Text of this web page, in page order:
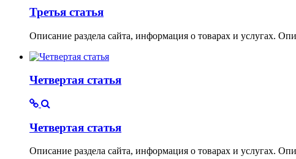
Третья статья
Описание раздела сайта, информация о товарах и услугах.
Четвертая статья
Четвертая статья
Описание раздела сайта, информация о товарах и услугах.